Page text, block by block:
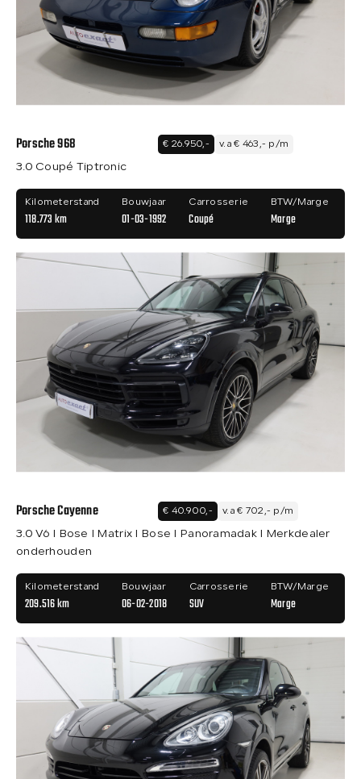
Porsche 968 € 26.950,- v.a € 463,- p/m
3.0 Coupé Tiptronic
Kilometerstand
118.773 km
Bouwjaar
01-03-1992
Carrosserie
Coupé
BTW/Marge
Marge
Porsche Cayenne € 40.900,- v.a € 702,- p/m
3.0 V6 I Bose I Matrix I Bose I Panoramadak I Merkdealer
onderhouden
Kilometerstand
209.516 km
Bouwjaar
06-02-2018
Carrosserie
SUV
BTW/Marge
Marge